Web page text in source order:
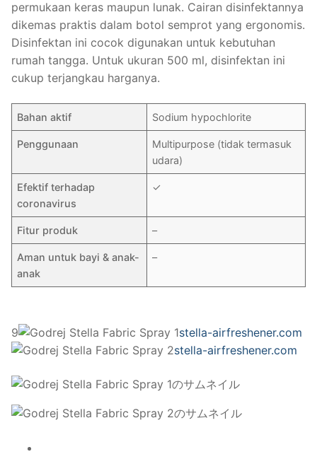
permukaan keras maupun lunak. Cairan disinfektannya
dikemas praktis dalam botol semprot yang ergonomis.
Disinfektan ini cocok digunakan untuk kebutuhan
rumah tangga. Untuk ukuran 500 ml, disinfektan ini
cukup terjangkau harganya.
Bahan aktif Sodium hypochlorite
Penggunaan
Multipurpose (tidak termasuk
udara)
Efektif terhadap
coronavirus
✓
Fitur produk –
Aman untuk bayi & anak-
anak
–
9
stella-airfreshener.com
stella-airfreshener.com